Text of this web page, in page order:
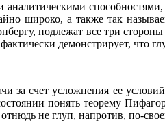
аналитическими
широко, а также так
подлежат все три
демонстрирует, что
за счет усложнения ее
понять теорему
не глуп, напротив, по-